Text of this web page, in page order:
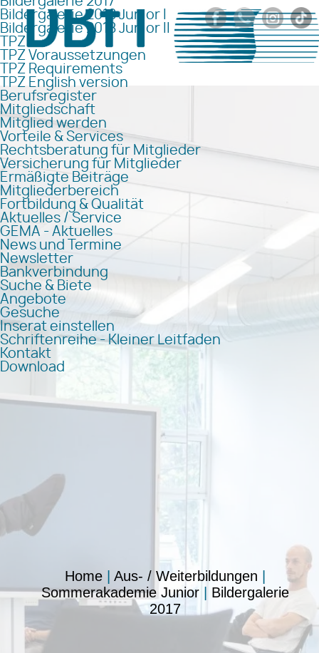
Bildergalerie 2018 Junior I
Bildergalerie 2018 Junior II
TPZ
TPZ Voraussetzungen
TPZ Requirements
TPZ English version
Berufsregister
Mitgliedschaft
Mitglied werden
Vorteile & Services
Rechtsberatung für Mitglieder
Versicherung für Mitglieder
Ermäßigte Beiträge
Mitgliederbereich
Fortbildung & Qualität
Aktuelles / Service
GEMA - Aktuelles
News und Termine
Newsletter
Bankverbindung
Suche & Biete
Angebote
Gesuche
Inserat einstellen
Schriftenreihe - Kleiner Leitfaden
Kontakt
Download
Home| Aus- / Weiterbildungen
Sommerakademie Junior| Bildergalerie
2017